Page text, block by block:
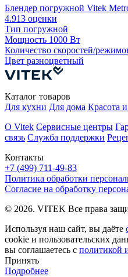
Блендер погружной Vitek
4.913 оценки
Тип погружной
Мощность 1000 Вт
Количество скоростей/
Цвет разноцветный
Контакты
+7 (499) 711-49-83
Каталог товаров
Для кухни Для дома Красота
О Vitek Сервисные центры
связь Служба поддержки
Политика обработки
Согласие на обработку
© 2026. VITEK Все права
Используя наш сайт, вы даёте
cookie и пользовательских
вы соглашаетесь с политикой
Принять
Подробнее